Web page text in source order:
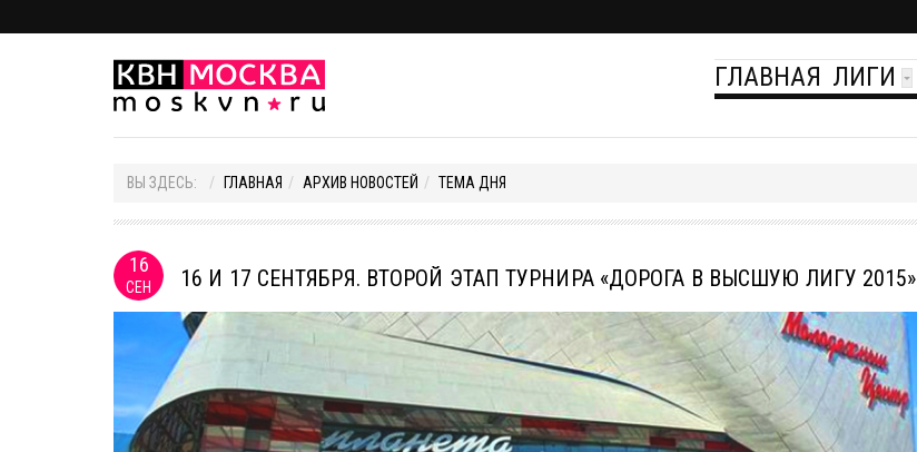
ГЛАВНАЯ ЛИГИ
ВЫ ЗДЕСЬ: ГЛАВНАЯ АРХИВ НОВОСТЕЙ ТЕМА ДНЯ
16
СЕН 16 И 17 СЕНТЯБРЯ. ВТОРОЙ ЭТАП ТУРНИРА «ДОРОГА В ВЫСШУЮ ЛИГУ 2015»